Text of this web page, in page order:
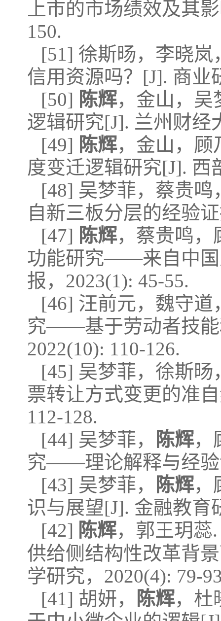
上市的市场绩效及其
150.
[51] 徐斯旸，李晓岚
信用资源吗？[J]. 商业
[50] 陈辉，金山，吴
逻辑研究[J]. 兰州财经
[49] 陈辉，金山，顾
度变迁逻辑研究[J]. 西
[48] 吴梦菲，蔡贵鸣
自新三板分层的经验
[47] 陈辉，蔡贵鸣，
功能研究——来自中国
报，2023(1): 45-55.
[46] 汪前元，魏守道
究——基于劳动者技能
2022(10): 110-126.
[45] 吴梦菲，徐斯旸
票转让方式变更的准
112-128.
[44] 吴梦菲，
陈辉，
究——理论解释与经验
[43] 吴梦菲，
陈辉，
识与展望[J]. 金融教育
[42] 陈辉，郭王玥蕊
供给侧结构性改革背
学研究，2020(4): 79-
[41] 胡妍，
陈辉，杜